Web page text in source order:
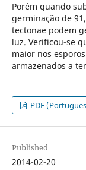
Porém quando
germinação de
tectonae podem
luz. Verificou-se
maior nos
armazenados a
PDF
Published
2014-02-20